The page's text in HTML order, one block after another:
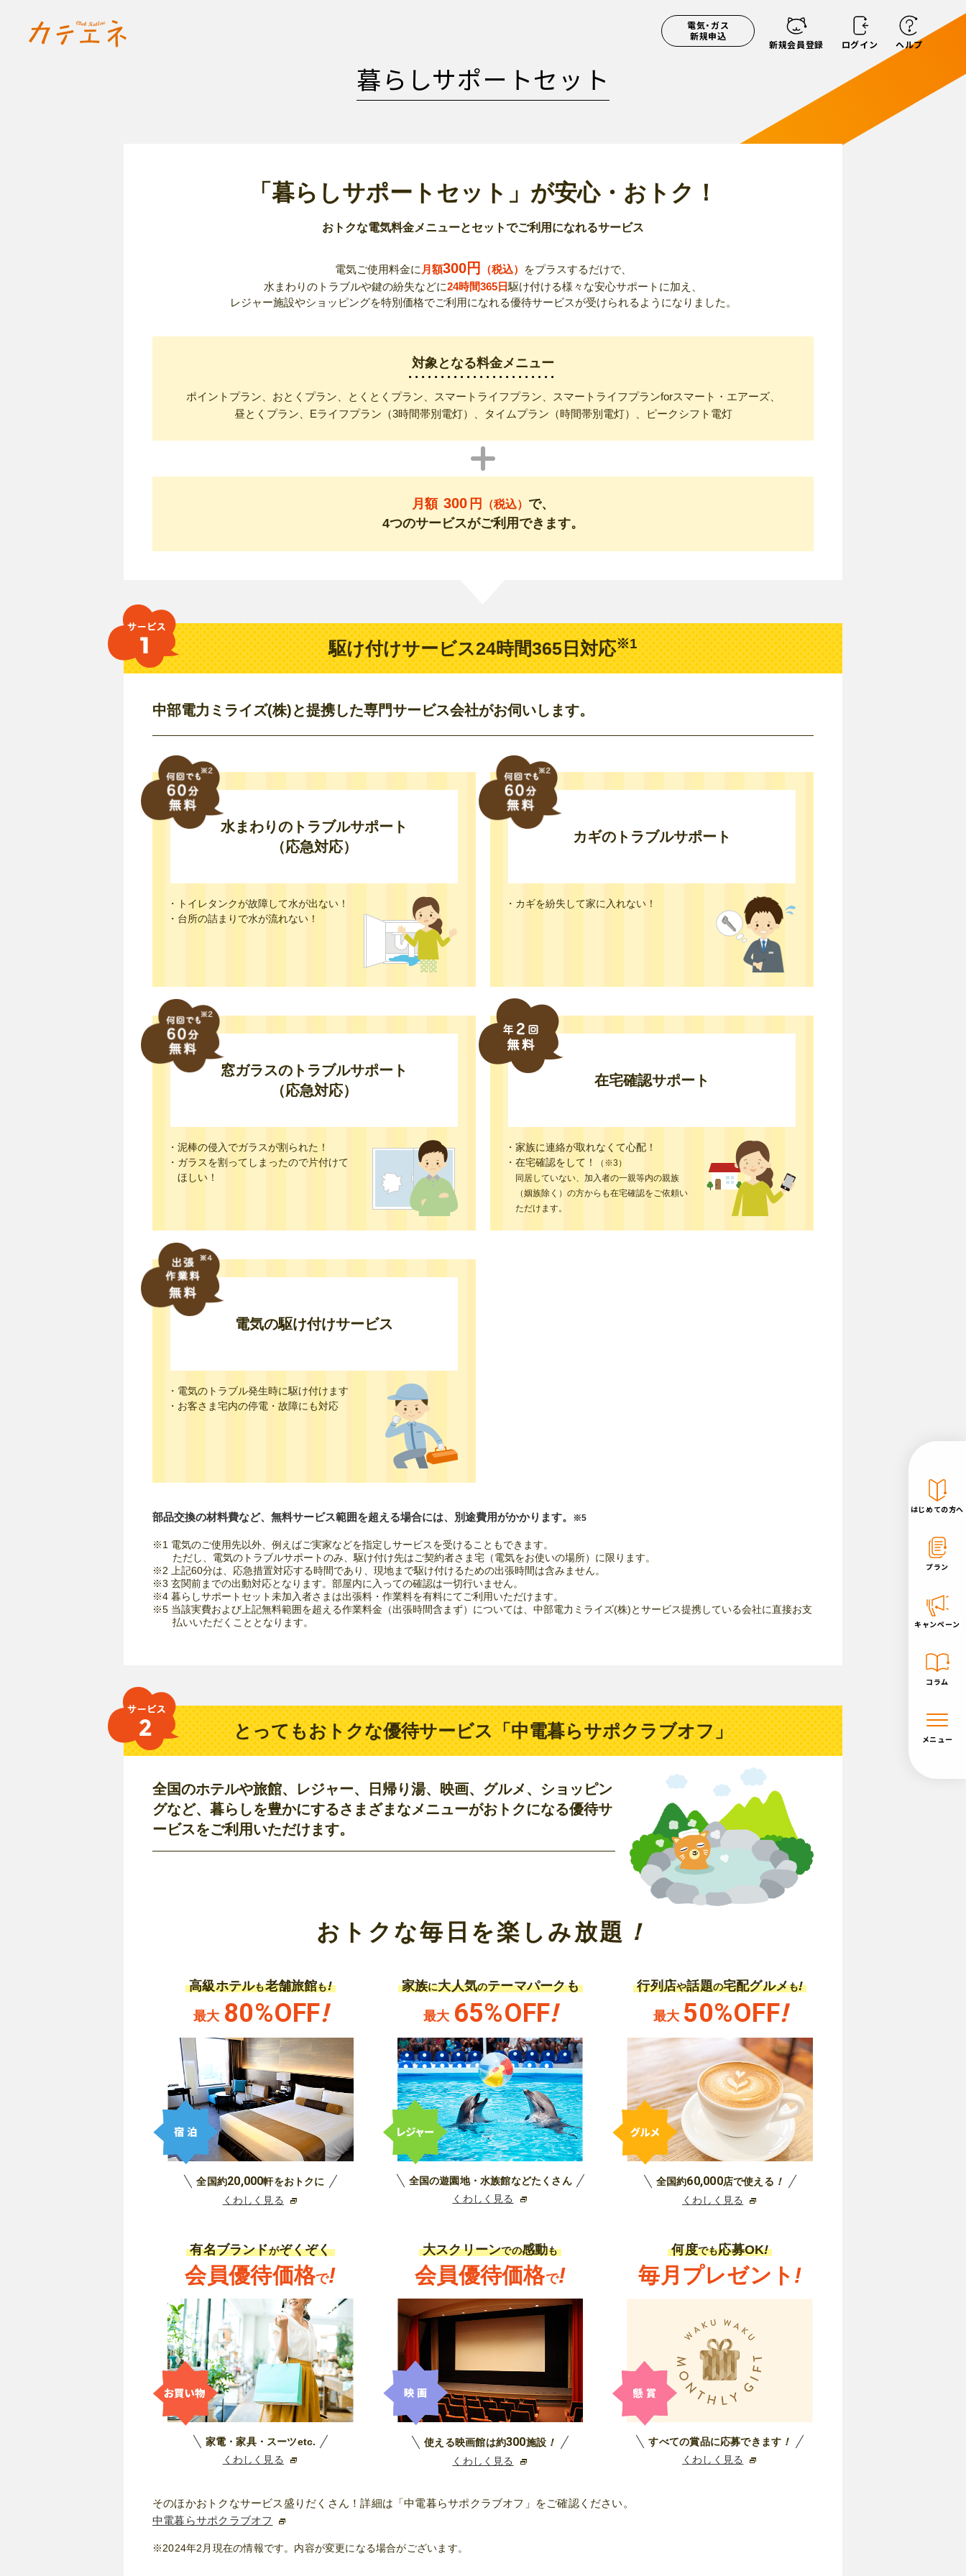
電気・ガス
新規申込
新規会員登録 ログイン ヘルプ
はじめての方へ
プラン
キャンペーン
コラム
メニュー
暮らしサポートセット
「暮らしサポートセット」が安心・おトク！
おトクな電気料金メニューとセットでご利用になれるサービス
電気ご使用料金に 月額300円 （税込）
をプラスするだけで、
水まわりのトラブルや鍵の紛失などに24時間365日駆け付ける様々な安心サポートに加え、
レジャー施設やショッピングを特別価格でご利用になれる優待サービスが受けられるようになりました。
対象となる料金メニュー
ポイントプラン、おとくプラン、とくとくプラン、スマートライフプラン、スマートライフプランforスマート・エアーズ、
昼とくプラン、Eライフプラン（3時間帯別電灯）、タイムプラン（時間帯別電灯）、ピークシフト電灯
月額 300 円 （税込） で、
4つのサービスがご利用できます。
駆け付けサービス24時間365日対応※1
中部電力ミライズ(株)と提携した専門サービス会社がお伺いします。
水まわりのトラブルサポート
（応急対応）
・トイレタンクが故障して水が出ない！
・台所の詰まりで水が流れない！
カギのトラブルサポート
・カギを紛失して家に入れない！
窓ガラスのトラブルサポート
（応急対応）
・泥棒の侵入でガラスが割られた！
・ガラスを割ってしまったので片付けて
ほしい！
在宅確認サポート
・家族に連絡が取れなくて心配！
・在宅確認をして！
（※3）
同居していない、加入者の一親等内の親族
（姻族除く）の方からも在宅確認をご依頼い
ただけます。
電気の駆け付けサービス
・電気のトラブル発生時に駆け付けます
・お客さま宅内の停電・故障にも対応
部品交換の材料費など、無料サービス範囲を超える場合には、別途費用がかかります。 ※5
※1 電気のご使用先以外、例えばご実家などを指定しサービスを受けることもできます。
ただし、電気のトラブルサポートのみ、駆け付け先はご契約者さま宅（電気をお使いの場所）に限ります。
※2 上記60分は、応急措置対応する時間であり、現地まで駆け付けるための出張時間は含みません。
※3 玄関前までの出動対応となります。部屋内に入っての確認は一切行いません。
※4 暮らしサポートセット未加入者さまは出張料・作業料を有料にてご利用いただけます。
※5 当該実費および上記無料範囲を超える作業料金（出張時間含まず）については、中部電力ミライズ(株)とサービス提携している会社に直接お支
払いいただくこととなります。
とってもおトクな優待サービス「中電暮らサポクラブオフ」
全国のホテルや旅館、レジャー、日帰り湯、映画、グルメ、ショッピン
グなど、暮らしを豊かにするさまざまなメニューがおトクになる優待サ
ービスをご利用いただけます。
おトクな毎日を楽しみ放題 ！
高級ホテルも老舗旅館も!
最大 80%OFF!
全国約20,000軒をおトクに
くわしく見る
家族に大人気のテーマパークも
最大 65%OFF!
全国の遊園地・水族館などたくさん
くわしく見る
行列店や話題の宅配グルメも!
最大 50%OFF!
全国約60,000店で使える ！
くわしく見る
有名ブランドがぞくぞく
会員優待価格で!
家電・家具・スーツetc.
くわしく見る
大スクリーンでの感動も
会員優待価格で!
使える映画館は約300施設 ！
くわしく見る
何度でも応募OK!
毎月プレゼント !
すべての賞品に応募できます ！
くわしく見る
そのほかおトクなサービス盛りだくさん！詳細は「中電暮らサポクラブオフ」をご確認ください。
中電暮らサポクラブオフ
※2024年2月現在の情報です。 内容が変更になる場合がございます。